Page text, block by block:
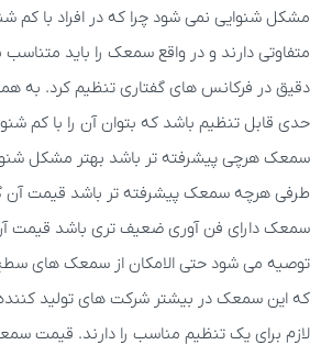
مشکل شنوایی نمی شود چرا که در افراد با کم
متفاوتی دارند و در واقع سمعک را باید
دقیق در فرکانس های گفتاری تنظیم کرد. به
حدی قابل تنظیم باشد که بتوان آن را با کم
سمعک هرچی پیشرفته تر باشد بهتر مشکل
طرفی هرچه سمعک پیشرفته تر باشد قیمت آن
سمعک دارای فن آوری ضعیف تری باشد قیمت آن
توصیه می شود حتی الامکان از سمعک های
که این سمعک در بیشتر شرکت های تولید
لازم برای یک تنظیم مناسب را دارند. قیمت